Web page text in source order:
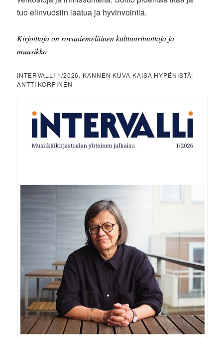
tuo elinvuosiin laatua ja hyvinvointia.
Kirjoittaja on rovaniemeläinen kulttuurituottaja ja
muusikko
INTERVALLI 1/2026. KANNEN KUVA KAISA HYPÉNISTÄ:
ANTTI KORPINEN